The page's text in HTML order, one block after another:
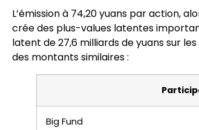
L’émission à 74,20 yuans par action,
crée des plus-values latentes
latent de 27,6 milliards de yuans sur
des montants similaires :
Big Fund